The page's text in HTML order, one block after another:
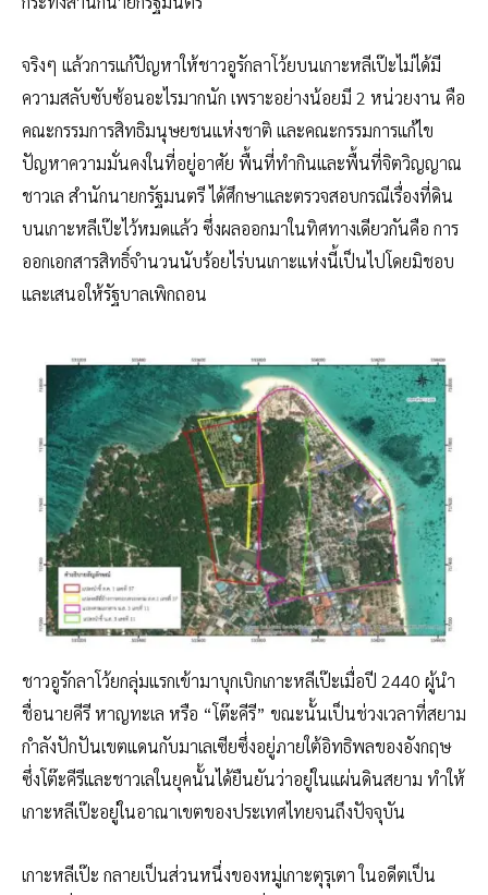
จริงๆ แล้วการแก้ปัญหาให้ชาวอูรักลาโว้ยบนเกาะหลีเป๊ะไม่ได้มี
ความสลับซับซ้อนอะไรมากนัก เพราะอย่างน้อยมี 2 หน่วยงาน คือ
คณะกรรมการสิทธิมนุษยชนแห่งชาติ และคณะกรรมการแก้ไข
ปัญหาความมั่นคงในที่อยู่อาศัย พื้นที่ทำกินและพื้นที่จิตวิญญาณ
ชาวเล สำนักนายกรัฐมนตรี ได้ศึกษาและตรวจสอบกรณีเรื่องที่ดิน
บนเกาะหลีเป๊ะไว้หมดแล้ว ซึ่งผลออกมาในทิศทางเดียวกันคือ การ
ออกเอกสารสิทธิ์จำนวนนับร้อยไร่บนเกาะแห่งนี้เป็นไปโดยมิชอบ
และเสนอให้รัฐบาลเพิกถอน
ชาวอูรักลาโว้ยกลุ่มแรกเข้ามาบุกเบิกเกาะหลีเป๊ะเมื่อปี 2440 ผู้นำ
ชื่อนายคีรี หาญทะเล หรือ “โต๊ะคีรี” ขณะนั้นเป็นช่วงเวลาที่สยาม
กำลังปักปันเขตแดนกับมาเลเซียซึ่งอยู่ภายใต้อิทธิพลของอังกฤษ
ซึ่งโต๊ะคีรีและชาวเลในยุคนั้นได้ยืนยันว่าอยู่ในแผ่นดินสยาม ทำให้
เกาะหลีเป๊ะอยู่ในอาณาเขตของประเทศไทยจนถึงปัจจุบัน
เกาะหลีเป๊ะ กลายเป็นส่วนหนึ่งของหมู่เกาะตุรุเตา ในอดีตเป็น